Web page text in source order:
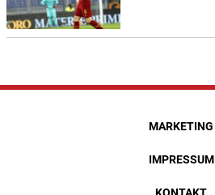
MARKETING
IMPRESSUM